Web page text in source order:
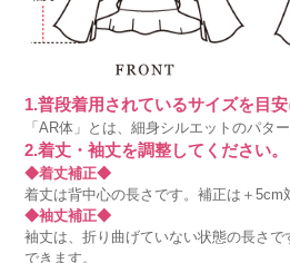
1.普段着用されているサイズを目
「AR体」とは、細身シルエットのパター
2.着丈・袖丈を調整してください。
◆着丈補正◆
着丈は背中心の長さです。補正は＋5cm
◆袖丈補正◆
袖丈は、折り曲げていない状態の長さ
できます。